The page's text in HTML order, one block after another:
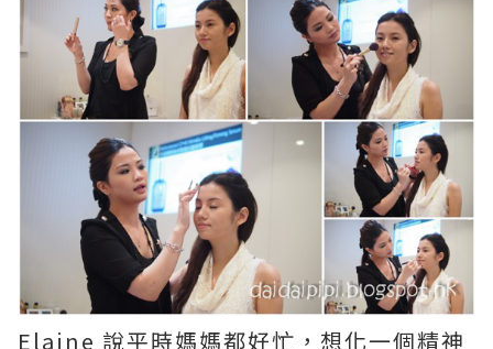
Elaine 說平時媽媽都好忙，想化一個精神